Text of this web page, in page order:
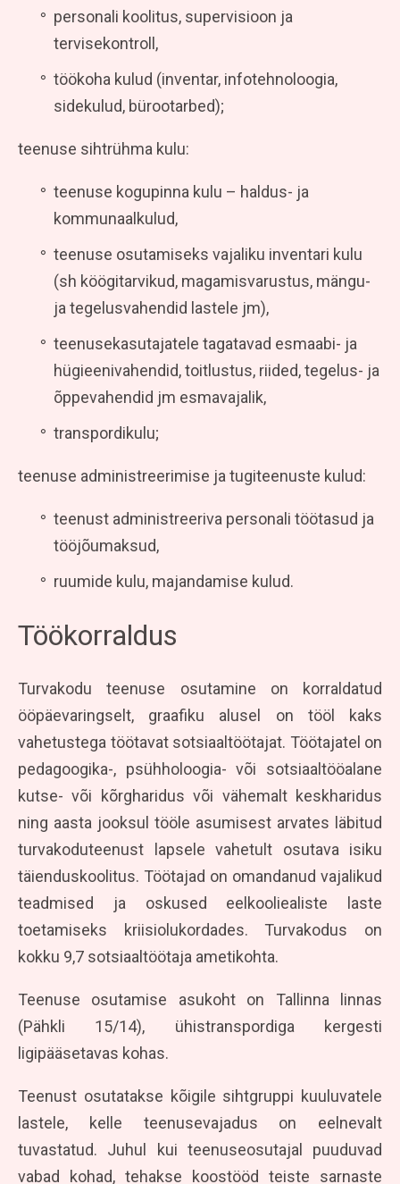
personali koolitus, supervisioon ja
tervisekontroll,
töökoha kulud (inventar, infotehnoloogia,
sidekulud, bürootarbed);
teenuse sihtrühma kulu:
teenuse kogupinna kulu – haldus- ja
kommunaalkulud,
teenuse osutamiseks vajaliku inventari kulu
(sh köögitarvikud, magamisvarustus, mängu-
ja tegelusvahendid lastele jm),
teenusekasutajatele tagatavad esmaabi- ja
hügieenivahendid, toitlustus, riided, tegelus- ja
õppevahendid jm esmavajalik,
transpordikulu;
teenuse administreerimise ja tugiteenuste kulud:
teenust administreeriva personali töötasud ja
tööjõumaksud,
ruumide kulu, majandamise kulud.
Töökorraldus
Turvakodu teenuse osutamine on korraldatud
ööpäevaringselt, graafiku alusel on tööl kaks
vahetustega töötavat sotsiaaltöötajat. Töötajatel on
pedagoogika-, psühholoogia- või sotsiaaltööalane
kutse- või kõrgharidus või vähemalt keskharidus
ning aasta jooksul tööle asumisest arvates läbitud
turvakoduteenust lapsele vahetult osutava isiku
täienduskoolitus. Töötajad on omandanud vajalikud
teadmised ja oskused eelkooliealiste laste
toetamiseks kriisiolukordades. Turvakodus on
kokku 9,7 sotsiaaltöötaja ametikohta.
Teenuse osutamise asukoht on Tallinna linnas
(Pähkli 15/14), ühistranspordiga kergesti
ligipääsetavas kohas.
Teenust osutatakse kõigile sihtgruppi kuuluvatele
lastele, kelle teenusevajadus on eelnevalt
tuvastatud. Juhul kui teenuseosutajal puuduvad
vabad kohad, tehakse koostööd teiste sarnaste